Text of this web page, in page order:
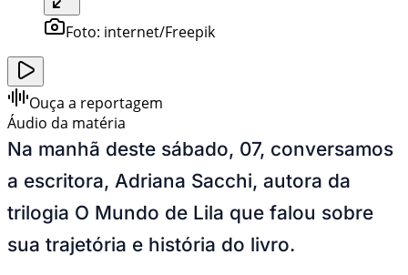
Foto: internet/Freepik
Ouça a reportagem
Áudio da matéria
Na manhã deste sábado, 07, conversamos
a escritora, Adriana Sacchi, autora da
trilogia O Mundo de Lila que falou sobre
sua trajetória e história do livro.